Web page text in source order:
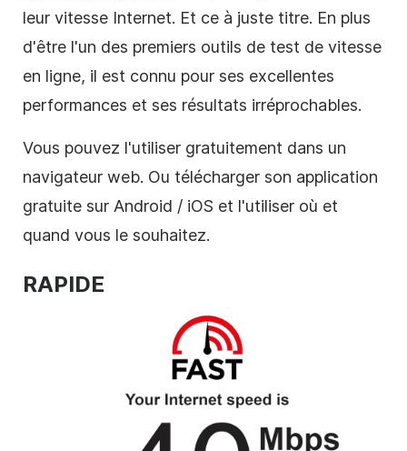
leur vitesse Internet. Et ce à juste titre. En plus
d'être l'un des premiers outils de test de vitesse
en ligne, il est connu pour ses excellentes
performances et ses résultats irréprochables.
Vous pouvez l'utiliser gratuitement dans un
navigateur web. Ou télécharger son application
gratuite sur Android / iOS et l'utiliser où et
quand vous le souhaitez.
RAPIDE